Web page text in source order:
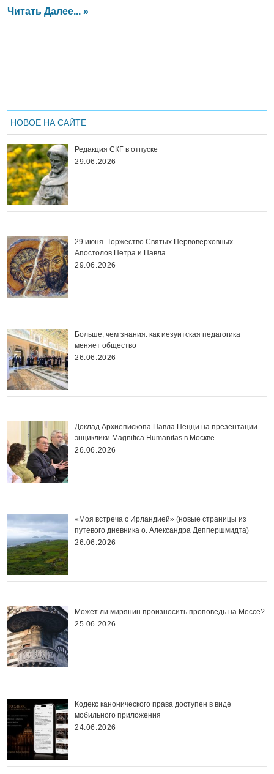
Читать Далее... »
НОВОЕ НА САЙТЕ
Редакция СКГ в отпуске
29.06.2026
29 июня. Торжество Святых Первоверховных
Апостолов Петра и Павла
29.06.2026
Больше, чем знания: как иезуитская педагогика
меняет общество
26.06.2026
Доклад Архиепископа Павла Пецци на презентации
энциклики Magnifica Нumanitas в Москве
26.06.2026
«Моя встреча с Ирландией» (новые страницы из
путевого дневника о. Александра Деппершмидта)
26.06.2026
Может ли мирянин произносить проповедь на Мессе?
25.06.2026
Кодекс канонического права доступен в виде
мобильного приложения
24.06.2026